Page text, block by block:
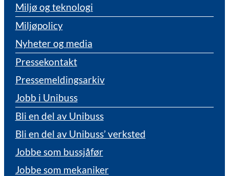
Miljø og teknologi
Miljøpolicy
Nyheter og media
Pressekontakt
Pressemeldingsarkiv
Jobb i Unibuss
Bli en del av Unibuss
Bli en del av Unibuss’ verksted
Jobbe som bussjåfør
Jobbe som mekaniker